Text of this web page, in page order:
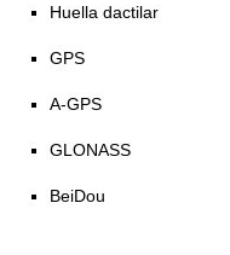
Huella dactilar
GPS
A-GPS
GLONASS
BeiDou